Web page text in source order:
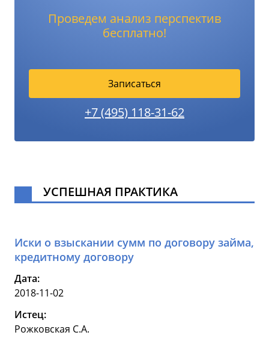
Проведем анализ перспектив
бесплатно!
Записаться
+7 (495) 118-31-62
УСПЕШНАЯ ПРАКТИКА
Иски о взыскании сумм по договору займа,
кредитному договору
Дата:
2018-11-02
Истец:
Рожковская С.А.